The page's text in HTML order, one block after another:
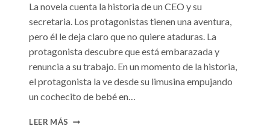
La novela cuenta la historia de un CEO y su
secretaria. Los protagonistas tienen una aventura,
pero él le deja claro que no quiere ataduras. La
protagonista descubre que está embarazada y
renuncia a su trabajo. En un momento de la historia,
el protagonista la ve desde su limusina empujando
un cochecito de bebé en…
LEER MÁS CONSULTA